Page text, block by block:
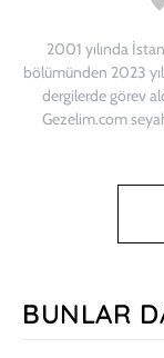
2001 yılında
bölümünden 2023
dergilerde görev
Gezelim.com
BUNLAR